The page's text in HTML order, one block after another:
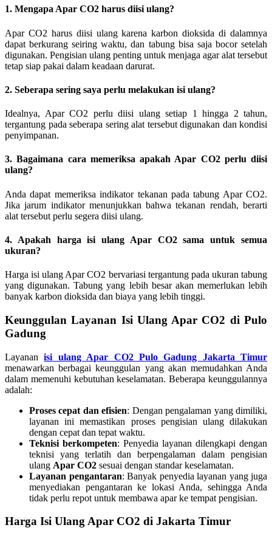
1. Mengapa Apar CO2 harus diisi ulang?
Apar CO2 harus diisi ulang karena karbon dioksida di dalamnya
dapat berkurang seiring waktu, dan tabung bisa saja bocor setelah
digunakan. Pengisian ulang penting untuk menjaga agar alat tersebut
tetap siap pakai dalam keadaan darurat.
2. Seberapa sering saya perlu melakukan isi ulang?
Idealnya, Apar CO2 perlu diisi ulang setiap 1 hingga 2 tahun,
tergantung pada seberapa sering alat tersebut digunakan dan kondisi
penyimpanan.
3. Bagaimana cara memeriksa apakah Apar CO2 perlu diisi
ulang?
Anda dapat memeriksa indikator tekanan pada tabung Apar CO2.
Jika jarum indikator menunjukkan bahwa tekanan rendah, berarti
alat tersebut perlu segera diisi ulang.
4. Apakah harga isi ulang Apar CO2 sama untuk semua
ukuran?
Harga isi ulang Apar CO2 bervariasi tergantung pada ukuran tabung
yang digunakan. Tabung yang lebih besar akan memerlukan lebih
banyak karbon dioksida dan biaya yang lebih tinggi.
Keunggulan Layanan Isi Ulang Apar CO2 di Pulo
Gadung
Layananisi ulang Apar CO2 Pulo Gadung Jakarta Timur
menawarkan berbagai keunggulan yang akan memudahkan Anda
dalam memenuhi kebutuhan keselamatan. Beberapa keunggulannya
adalah:
Proses cepat dan efisien: Dengan pengalaman yang dimiliki,
layanan ini memastikan proses pengisian ulang dilakukan
dengan cepat dan tepat waktu.
Teknisi berkompeten: Penyedia layanan dilengkapi dengan
teknisi yang terlatih dan berpengalaman dalam pengisian
ulang Apar CO2 sesuai dengan standar keselamatan.
Layanan pengantaran: Banyak penyedia layanan yang juga
menyediakan pengantaran ke lokasi Anda, sehingga Anda
tidak perlu repot untuk membawa apar ke tempat pengisian.
Harga Isi Ulang Apar CO2 di Jakarta Timur